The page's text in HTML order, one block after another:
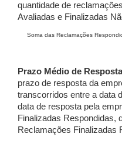
quantidade de
Avaliadas e Finalizadas
Soma das Reclamações
Prazo Médio de Resposta
prazo de resposta da
transcorridos entre a data
data de resposta pela
Finalizadas Respondidas,
Reclamações Finalizadas